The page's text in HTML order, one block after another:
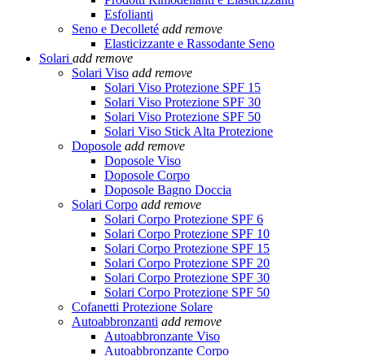
Esfolianti
Seno e Decolleté add remove
Elasticizzante e Rassodante Seno
Solari add remove
Solari Viso add remove
Solari Viso Protezione SPF 15
Solari Viso Protezione SPF 30
Solari Viso Protezione SPF 50
Solari Viso Stick Alta Protezione
Doposole add remove
Doposole Viso
Doposole Corpo
Doposole Bagno Doccia
Solari Corpo add remove
Solari Corpo Protezione SPF 6
Solari Corpo Protezione SPF 10
Solari Corpo Protezione SPF 15
Solari Corpo Protezione SPF 20
Solari Corpo Protezione SPF 30
Solari Corpo Protezione SPF 50
Cofanetti Protezione Solare
Autoabbronzanti add remove
Autoabbronzante Viso
Autoabbronzante Corpo